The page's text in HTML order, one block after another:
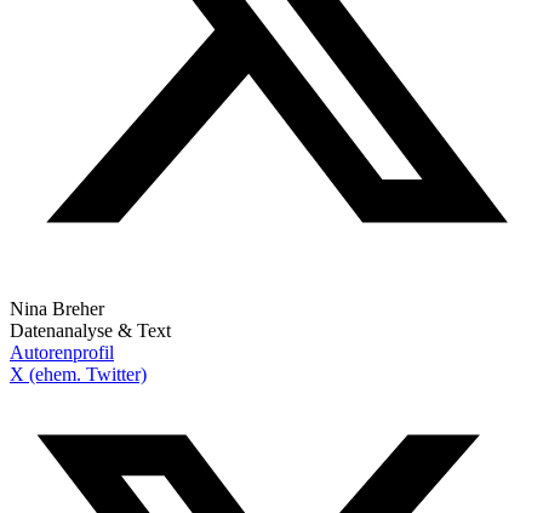
Nina Breher
Datenanalyse & Text
Autorenprofil
X (ehem. Twitter)